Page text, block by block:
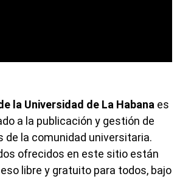
la Universidad de La Habana es
a la publicación y gestión de
la comunidad universitaria.
ofrecidos en este sitio están
libre y gratuito para todos, bajo